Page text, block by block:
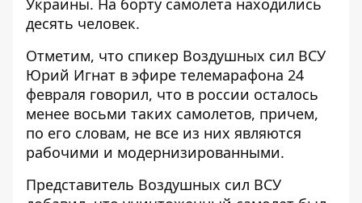
Украины. На борту самолета находились
десять человек.
Отметим, что спикер Воздушных сил ВСУ
Юрий Игнат в эфире телемарафона 24
февраля говорил, что в россии осталось
менее восьми таких самолетов, причем,
по его словам, не все из них являются
рабочими и модернизированными.
Представитель Воздушных сил ВСУ